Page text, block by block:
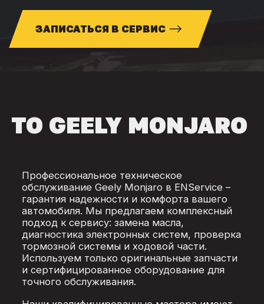
ЗАПИСАТЬСЯ В СЕРВИС
ТО GEELY MONJARO
Профессиональное техническое
обслуживание Geely Monjaro в ENService –
гарантия надежности и комфорта вашего
автомобиля. Мы предлагаем комплексный
подход к сервису: замена масла,
диагностика электронных систем, проверка
тормозной системы и ходовой части.
Используем только оригинальные запчасти
и сертифицированное оборудование для
точного обслуживания.